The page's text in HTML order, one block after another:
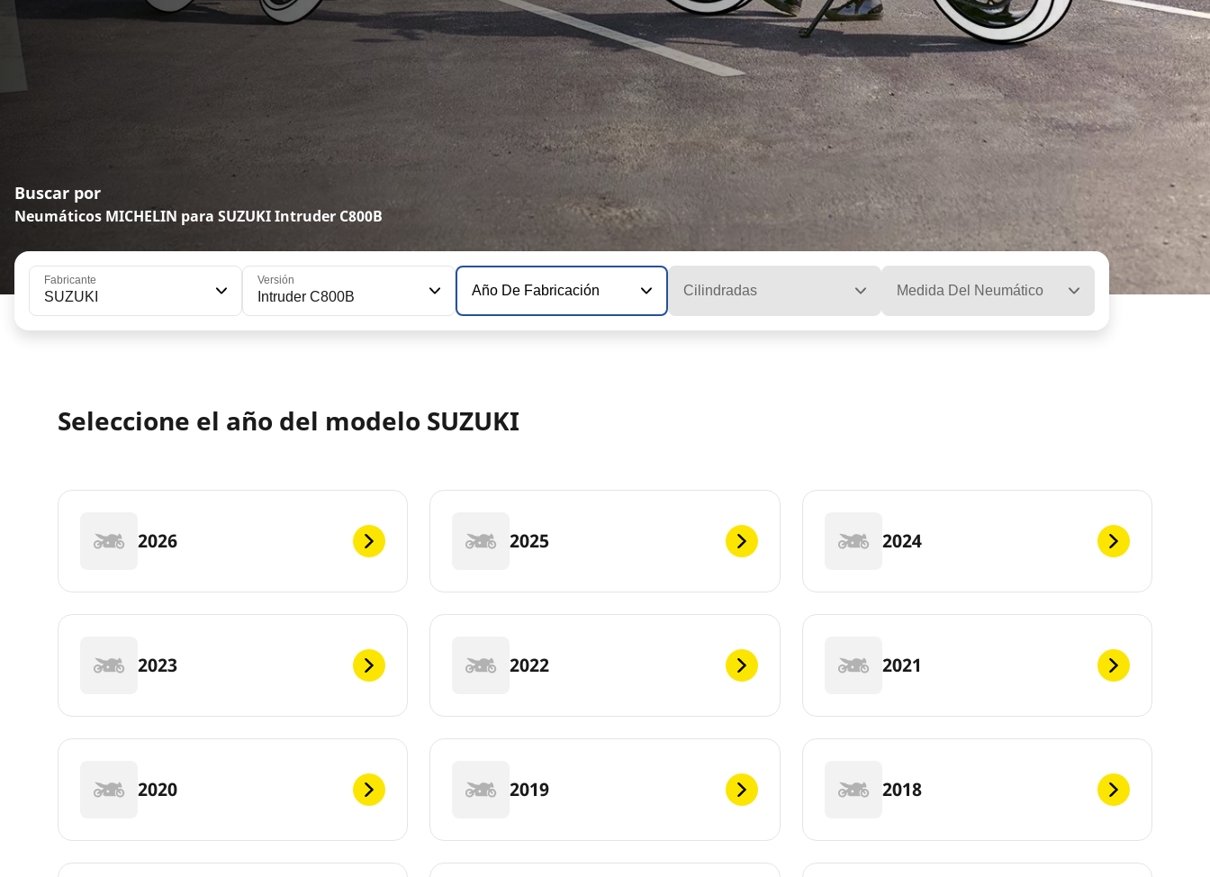
Buscar por
Neumáticos MICHELIN para SUZUKI Intruder C800B
Fabricante
SUZUKI
Versión
Intruder C800B Año De Fabricación Cilindradas Medida Del Neumático
Seleccione el año del modelo SUZUKI
2026 2025 2024
2023 2022 2021
2020 2019 2018